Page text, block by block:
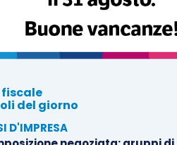
del giorno
D'IMPRESA